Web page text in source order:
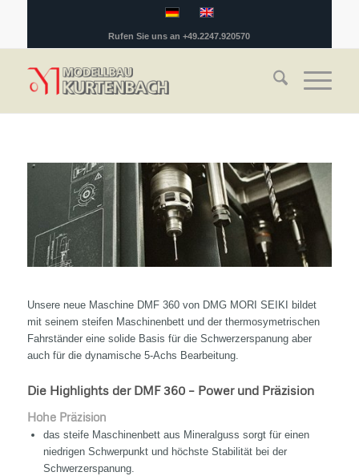
Rufen Sie uns an +49.2247.920570
Unsere neue Maschine DMF 360 von DMG MORI SEIKI bildet
mit seinem steifen Maschinenbett und der thermosymetrischen
Fahrständer eine solide Basis für die Schwerzerspanung aber
auch für die dynamische 5-Achs Bearbeitung.
Die Highlights der DMF 360 – Power und Präzision
Hohe Präzision
das steife Maschinenbett aus Mineralguss sorgt für einen
niedrigen Schwerpunkt und höchste Stabilität bei der
Schwerzerspanung.